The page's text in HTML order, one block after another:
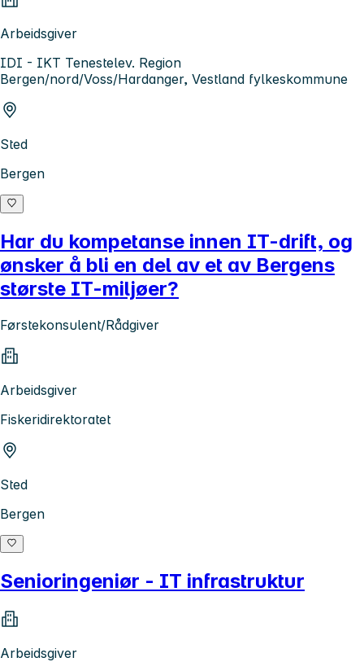
Arbeidsgiver
IDI - IKT Tenestelev. Region
Bergen/nord/Voss/Hardanger, Vestland fylkeskommune
Sted
Bergen
Har du kompetanse innen IT-drift, og
ønsker å bli en del av et av Bergens
største IT-miljøer?
Førstekonsulent/Rådgiver
Arbeidsgiver
Fiskeridirektoratet
Sted
Bergen
Senioringeniør - IT infrastruktur
Arbeidsgiver